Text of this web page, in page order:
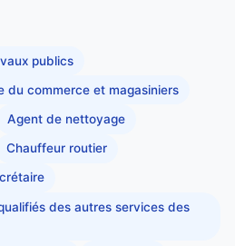
publics
du commerce et magasiniers
Agent de nettoyage
Chauffeur routier
des autres services des